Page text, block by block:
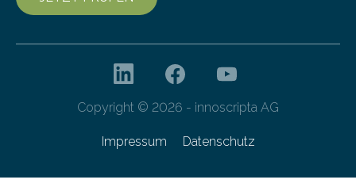
Copyright © 2026 - innoscripta AG
Impressum Datenschutz